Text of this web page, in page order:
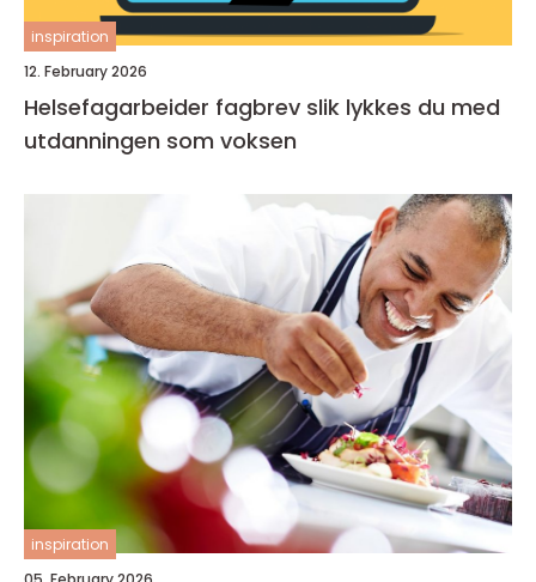
inspiration
12. February 2026
Helsefagarbeider fagbrev slik lykkes du med
utdanningen som voksen
inspiration